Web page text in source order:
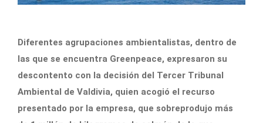
Diferentes agrupaciones ambientalistas, dentro de
las que se encuentra Greenpeace, expresaron su
descontento con la decisión del Tercer Tribunal
Ambiental de Valdivia, quien acogió el recurso
presentado por la empresa, que sobreprodujo más